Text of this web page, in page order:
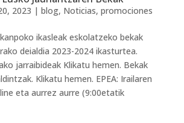
2023 | blog, Noticias, promociones
ikasleak eskolatzeko bekak
deialdia 2023-2024 ikasturtea.
jarraibideak Klikatu hemen. Bekak
Klikatu hemen. EPEA: Irailaren
eta aurrez aurre (9:00etatik